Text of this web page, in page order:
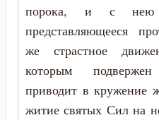
Осквернение
Оставление Богом
Осуждение
порока, и с нею
представляющееся
же страстное
которым
приводит в кружение
житие святых Сил на